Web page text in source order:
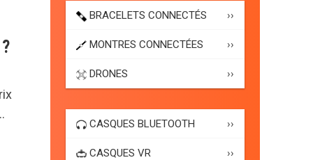
BRACELETS CONNECTÉS ››
MONTRES CONNECTÉES ››
DRONES ››
CASQUES BLUETOOTH ››
CASQUES VR ››